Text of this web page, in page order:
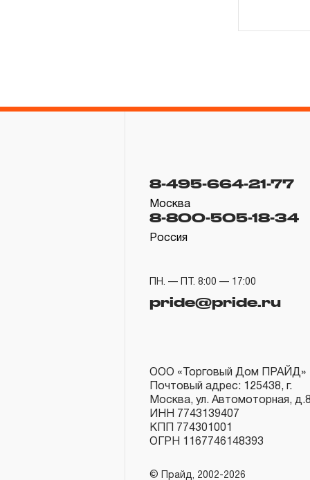
8-495-664-21-77
Москва
8-800-505-18-34
Россия
ПН. — ПТ. 8:00 — 17:00
pride@pride.ru
ООО «Торговый Дом ПРАЙД»
Почтовый адрес: 125438, г.
Москва, ул. Автомоторная,
ИНН 7743139407
КПП 774301001
ОГРН 1167746148393
© Прайд, 2002-2026